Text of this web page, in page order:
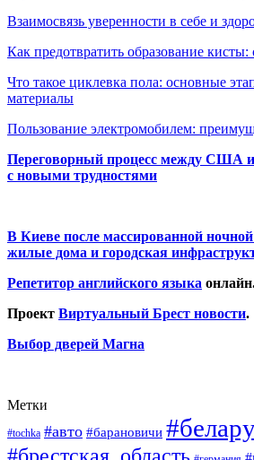
Взаимосвязь уверенности в себе и
Как предотвратить образование
Что такое циклевка пола: основные
материалы
Пользование электромобилем:
Переговорный процесс между США
с новыми трудностями
В Киеве после массированной
жилые дома и городская
Репетитор английского языка
Проект Виртуальный Брест новости.
Выбор дверей Магна
Метки
#tochka #авто #барановичи
#брестская_область